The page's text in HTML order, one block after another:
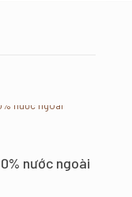
nước ngoài